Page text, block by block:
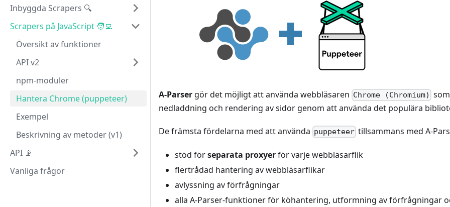
Inbyggda Scrapers 🔍
Scrapers på JavaScript 🧑‍💻
Översikt av funktioner
API v2
npm-moduler
Hantera Chrome (puppeteer)
Exempel
Beskrivning av metoder (v1)
API 📡
Vanliga frågor
A-Parser gör det möjligt att använda webbläsaren Chrome (Chromium)
nedladdning och rendering av sidor genom att använda det populära
De främsta fördelarna med att använda puppeteer tillsammans med A-
stöd förseparata proxyerför varje webbläsarflik
flertrådad hantering av webbläsarflikar
avlyssning av förfrågningar
alla A-Parser-funktioner för köhantering, utformning av förfrågningar